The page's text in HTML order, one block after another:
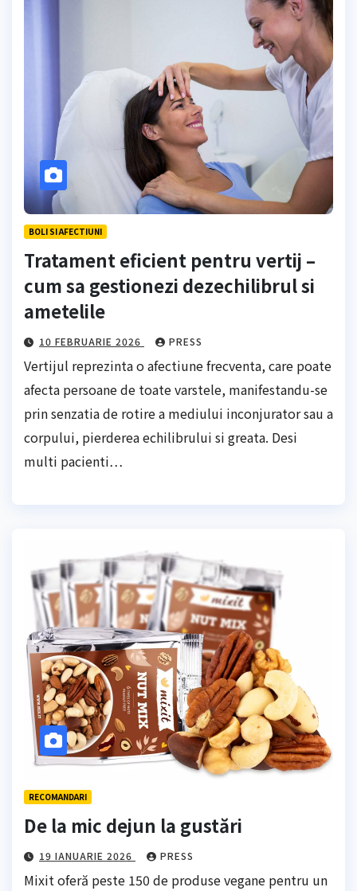
BOLI SI AFECTIUNI
Tratament eficient pentru vertij –
cum sa gestionezi dezechilibrul si
ametelile
10 FEBRUARIE 2026 PRESS
Vertijul reprezinta o afectiune frecventa, care poate
afecta persoane de toate varstele, manifestandu-se
prin senzatia de rotire a mediului inconjurator sau a
corpului, pierderea echilibrului si greata. Desi
multi pacienti…
RECOMANDARI
De la mic dejun la gustări
19 IANUARIE 2026 PRESS
Mixit oferă peste 150 de produse vegane pentru un